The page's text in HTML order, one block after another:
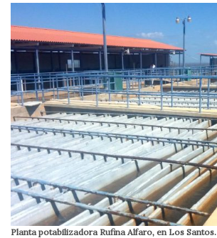
Planta potabilizadora Rufina Alfaro, en Los Santos.